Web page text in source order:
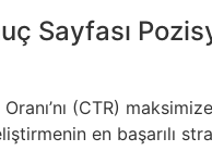
Sayfası
(CTR)
en başarılı